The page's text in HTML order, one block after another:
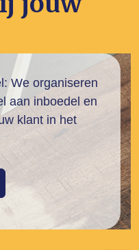
We organiseren
aan inboedel en
klant in het